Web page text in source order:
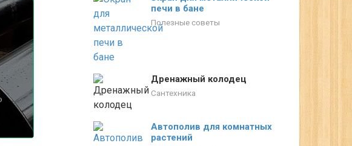
печи в бане
Полезные советы
Дренажный колодец
Сантехника
Автополив для комнатных
растений